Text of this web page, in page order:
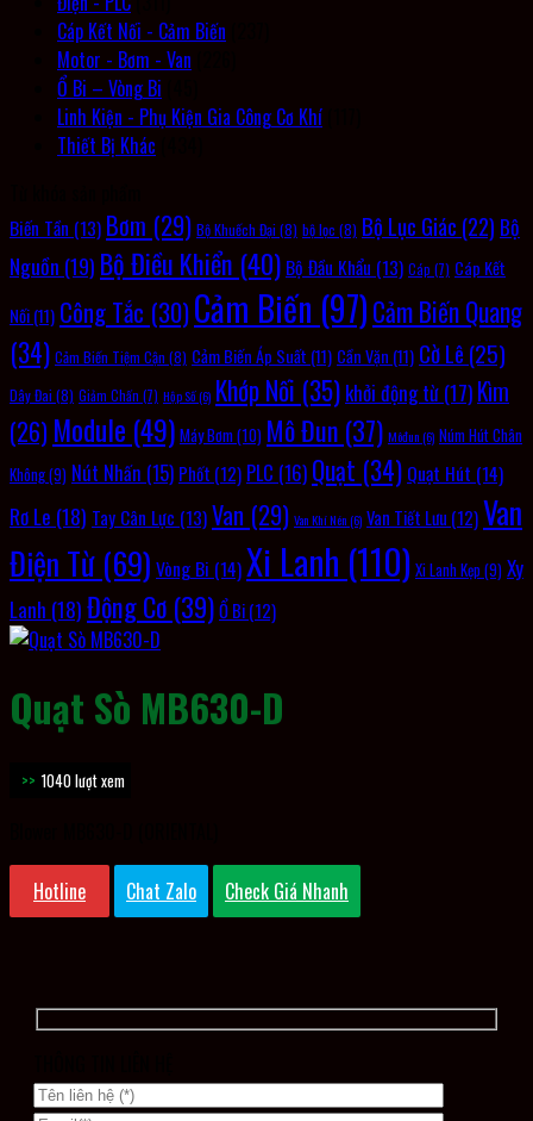
Cáp Kết Nối - Cảm Biến
Motor - Bơm - Van
Ổ Bi – Vòng Bi
Linh Kiện - Phụ Kiện Gia Công Cơ Khí
Thiết Bị Khác
Biến Tần (13) Bơm (29) Bộ Khuếch Đại (8) bộ lọc (8) Bộ Lục Giác (22) Bộ
Nguồn (19) Bộ Điều Khiển (40) Bộ Đầu Khẩu (13) Cáp (7) Cáp Kết
Nối(11) Công Tắc (30)Cảm Biến (97)Cảm Biến Quang
(34) Cảm Biến Tiệm Cận (8) Cảm Biến Áp Suất (11) Cần Vặn (11) Cờ Lê (25)
Dây Đai (8) Giảm Chấn (7) Hộp Số(6) Khớp Nối (35) khởi động từ (17) Kìm
(26) Module (49) Máy Bơm(10) Mô Đun (37) Môđun(6) Núm Hút Chân
Không(9) Nút Nhấn (15) Phốt (12) PLC (16) Quạt (34) Quạt Hút (14)
Rơ Le (18) Tay Cân Lực (13)Van (29) Van Khí Nén(6) Van Tiết Lưu (12)Van
Điện Từ (69) Vòng Bi (14)Xi Lanh (110) Xi Lanh Kẹp (9) Xy
Lanh (18)Động Cơ (39)Ổ Bi(12)
Quạt Sò MB630-D
1040 lượt xem
Hotline Chat Zalo Check Giá Nhanh